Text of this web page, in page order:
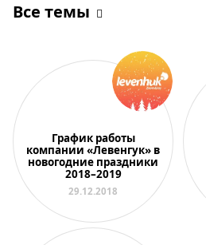
Все темы
График работы
компании «Левенгук» в
новогодние праздники
2018–2019
29.12.2018